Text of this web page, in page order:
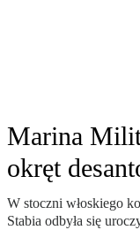
Marina
okręt
W stoczni włoskiego
Stabia odbyła się